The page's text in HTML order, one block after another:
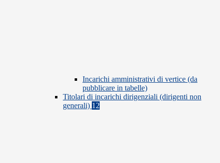
Incarichi amministrativi di vertice (da
pubblicare in tabelle)
Titolari di incarichi dirigenziali (dirigenti non
generali) 12